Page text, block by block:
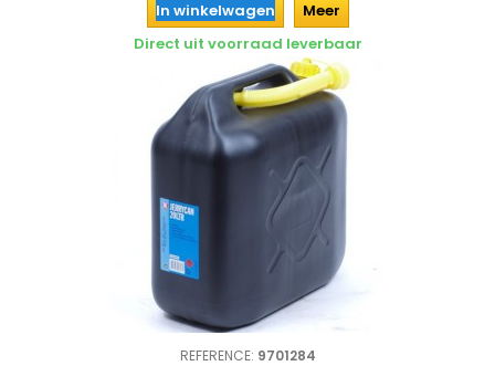
In winkelwagen
Meer
Direct uit voorraad leverbaar
REFERENCE: 9701284